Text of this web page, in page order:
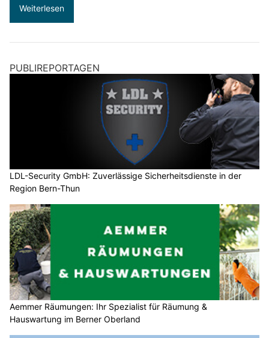
Weiterlesen
PUBLIREPORTAGEN
LDL-Security GmbH: Zuverlässige Sicherheitsdienste in der
Region Bern-Thun
Aemmer Räumungen: Ihr Spezialist für Räumung &
Hauswartung im Berner Oberland